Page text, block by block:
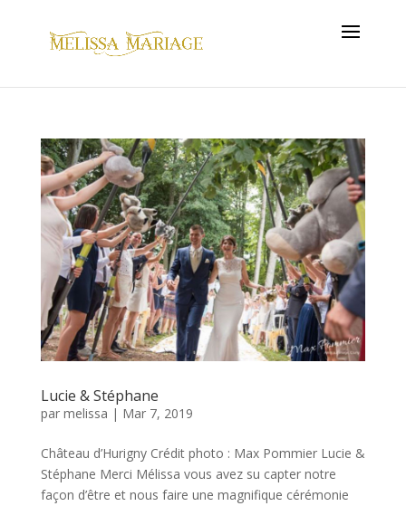
Lucie & Stéphane
par melissa | Mar 7, 2019
Château d’Hurigny Crédit photo : Max Pommier Lucie &
Stéphane Merci Mélissa vous avez su capter notre
façon d’être et nous faire une magnifique cérémonie